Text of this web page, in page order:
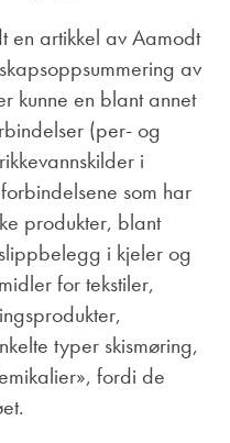
en artikkel av Aamodt
av
kunne en blant annet
(per- og
i
som har
produkter, blant
i kjeler og
for tekstiler,
typer skismøring,
fordi de